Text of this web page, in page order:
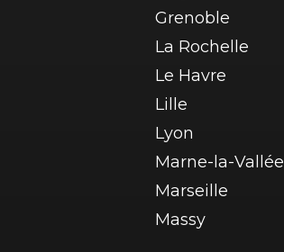
Grenoble
La Rochelle
Le Havre
Lille
Lyon
Marne-la-Vallée
Marseille
Massy